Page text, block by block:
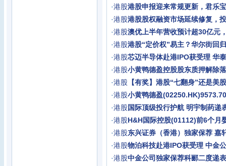
·港股港股申报迎来常规更新，君乐
·港股港股股权融资市场延续修复，
·港股澳优上半年营收预计超30亿元
·港股港股“定价权”易主？华尔街回
·港股芯迈半导体赴港IPO获受理 华
·港股小黄鸭德盈控股股东质押解除
·港股【有奖】港股“七翻身”还是美
·港股小黄鸭德盈
·港股国际顶级投行护航 明宇制药递
·港股H&H国际控股(01112)前6个月
·港股东兴证券（香港）独家保荐 嘉
·港股物泊科技赴港IPO获受理 中金
·港股中金公司独家保荐科郦二度递